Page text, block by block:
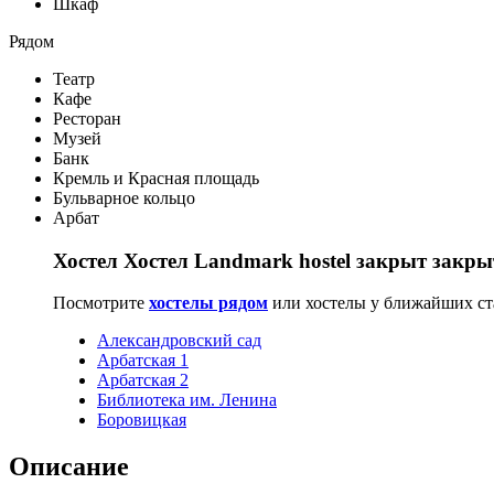
Рядом
Театр
Кафе
Ресторан
Музей
Банк
Кремль и Красная площадь
Бульварное кольцо
Арбат
Хостел Хостел Landmark hostel закрыт
Посмотрите хостелы рядом или хостелы у ближайших
Александровский сад
Арбатская 1
Арбатская 2
Библиотека им. Ленина
Боровицкая
Описание